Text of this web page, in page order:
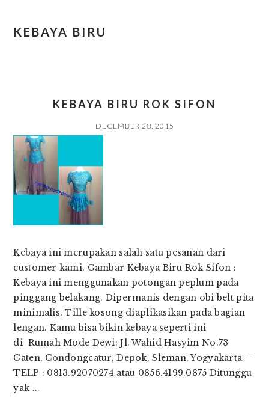
KEBAYA BIRU
KEBAYA BIRU ROK SIFON
DECEMBER 28, 2015
Kebaya ini merupakan salah satu pesanan dari
customer kami. Gambar Kebaya Biru Rok Sifon :
Kebaya ini menggunakan potongan peplum pada
pinggang belakang. Dipermanis dengan obi belt pita
minimalis. Tille kosong diaplikasikan pada bagian
lengan. Kamu bisa bikin kebaya seperti ini
di Rumah Mode Dewi: Jl. Wahid Hasyim No.73
Gaten, Condongcatur, Depok, Sleman, Yogyakarta –
TELP : 0813.92070274 atau 0856.4199.0875 Ditunggu
yak ...